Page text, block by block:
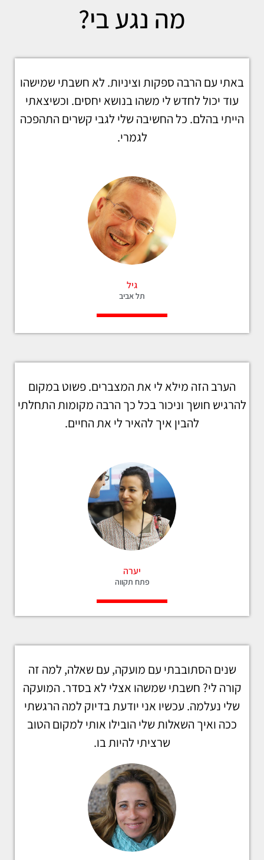
מה נגע בי?
באתי עם הרבה ספקות וציניות. לא חשבתי שמישהו
עוד יכול לחדש לי משהו בנושא יחסים. וכשיצאתי
הייתי בהלם. כל החשיבה שלי לגבי קשרים התהפכה
לגמרי.
גיל
תל אביב
הערב הזה מילא לי את המצברים. פשוט במקום
להרגיש חושך וניכור בכל כך הרבה מקומות התחלתי
להבין איך להאיר לי את החיים.
יערה
פתח תקווה
שנים הסתובבתי עם מועקה, עם שאלה, למה זה
קורה לי? חשבתי שמשהו אצלי לא בסדר. המועקה
שלי נעלמה. עכשיו אני יודעת בדיוק למה הרגשתי
ככה ואיך השאלות שלי הובילו אותי למקום הטוב
שרציתי להיות בו.